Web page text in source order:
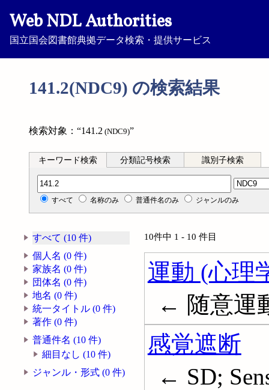
Web NDL Authorities
国立国会図書館典拠データ検索・提供サービス
141.2(NDC9) の検索結果
検索対象：“141.2 (NDC9)”
キーワード検索 分類記号検索 識別子検索
分類記号検索
すべて 名称のみ 普通件名のみ ジャンルのみ
すべて (10 件)
個人名 (0 件)
家族名 (0 件)
団体名 (0 件)
地名 (0 件)
統一タイトル (0 件)
著作 (0 件)
普通件名 (10 件)
細目なし (10 件)
ジャンル・形式 (0 件)
10件中 1 - 10 件目
運動 (心理
← 随意運
感覚遮断
← SD;